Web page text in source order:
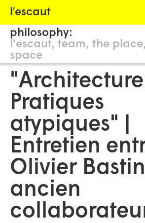
l′escaut
HOSTING
PHILOSOPHY
INFORMATION
philosophy:
l'escaut team the place
space
Pratiques
atypiques" |
Entretien
Olivier
ancien